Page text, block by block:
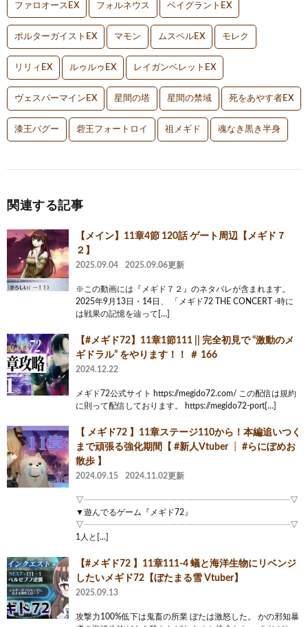
ファロオースEX フォルネウス ベイグラントEX
ポルターガイストEX マモン ムスペルEX モレク
リリィEX ルゥルゥEX レイガンベレットEX
ヴェスパーマインEX 星間の塔 星間の禁域 死をあやす者EX
漆王バグー 砦王フォートロイ 祖メギド 魂なき黒き半身
関連する記事
【メイン】11章4節 120話 ゲート周辺【メギド７
２】
2025.09.04 2025.09.06更新
※この動画には『メギド７２』のネタバレが含まれます。
2025年9月13日・14日、 「メギド72 THE CONCERT -時に
は戦果の記憶を辿って[…]
【#メギド72】11章1節111 || 完全初見で “激動のメ
ギドラル” をやります！！ ＃ 166
2024.12.22
メギド72公式サイト https://megido72.com/ この配信は規約
に則って配信しております。 https://megido72-port[…]
【 メギド72 】11章ステージ110から！本編追いつく
まで頑張る強化期間【 #新人Vtuber ┊ #らにぽめお
散歩 】
2024.09.15 2024.11.02更新
▽┈┈┈┈┈┈┈┈┈┈┈┈┈┈┈┈┈┈┈┈┈┈┈┈┈▽
▼遊んでるゲーム『メギド72』
▽┈┈┈┈┈┈┈┈┈┈┈┈┈┈┈┈┈┈┈┈┈┈┈┈┈▽
1人と[…]
【#メギド72 】11章111-4 蟻と海洋生物にリベンジ
したいメギド72【ぼたまる雪 Vtuber】
2025.09.13
攻撃力100%低下は鬼畜の所業 ぼたは激怒した。 かの邪知暴